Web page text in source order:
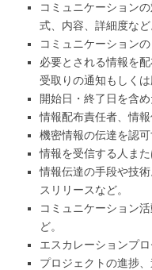
コミュニケーション
式、内容、詳細度など
コミュニケーション
必要とされる情報を
受取りの通知もしく
開始日・終了日を含
情報配布責任者、情
機密情報の伝達を認
情報を受信する人ま
情報伝達の手段や技
スリリースなど。
コミュニケーション
ど。
エスカレーションプロ
プロジェクトの進捗